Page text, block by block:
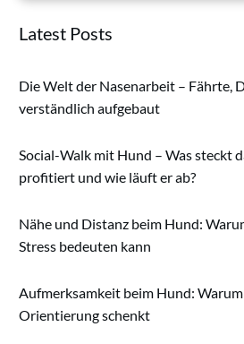
Latest Posts
Die Welt der Nasenarbeit – Fährte,
verständlich aufgebaut
Social-Walk mit Hund – Was steckt
profitiert und wie läuft er ab?
Nähe und Distanz beim Hund:
Stress bedeuten kann
Aufmerksamkeit beim Hund:
Orientierung schenkt